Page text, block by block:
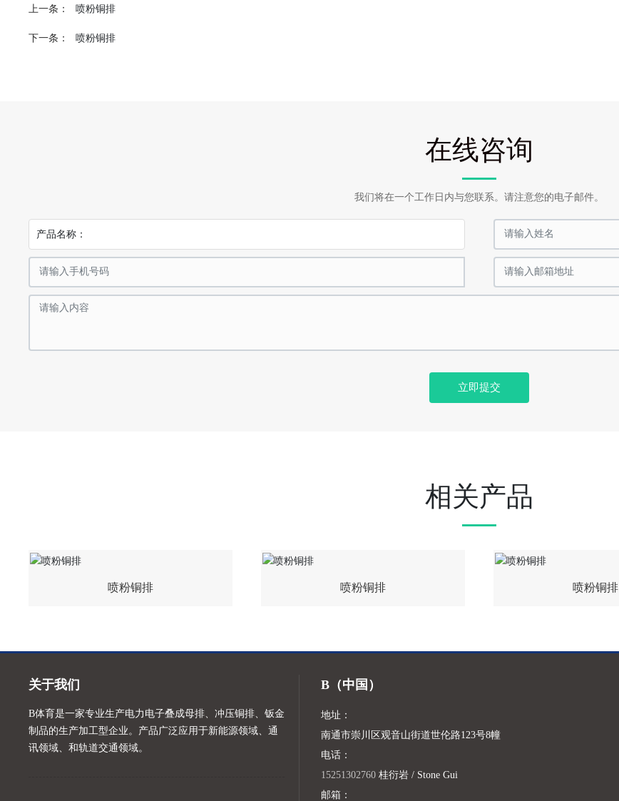
上一条： 喷粉铜排
下一条： 喷粉铜排
在线咨询
我们将在一个工作日内与您联系。请注意您的电子邮件。
产品名称：
立即提交
相关产品
喷粉铜排 喷粉铜排 喷粉铜排
关于我们
B体育是一家专业生产电力电子叠成母排、冲压铜排、钣金
制品的生产加工型企业。产品广泛应用于新能源领域、通
讯领域、和轨道交通领域。
B（中国）
地址：
南通市崇川区观音山街道世伦路123号8幢
电话：
15251302760 桂衍岩 / Stone Gui
邮箱：